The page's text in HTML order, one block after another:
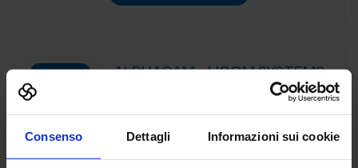
Consenso Dettagli Informazioni sui cookie
ALPHACAM - LICOM SYSTEMS
MACCHINE UTENSILI
ALPHACAM è il CAD-CAM distribuito da Licom Systems . E'